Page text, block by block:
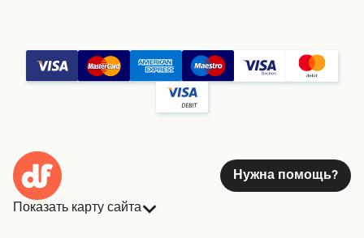
Нужна помощь?
Показать карту сайта